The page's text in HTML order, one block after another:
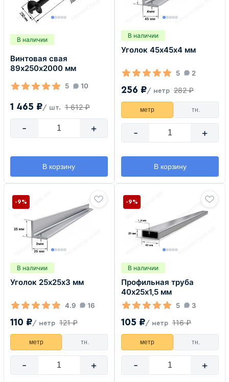
В наличии
Винтовая свая
89х250х2000 мм
5 10
1 465 ₽/ шт. 1 612 ₽
- +
В корзину
В наличии
Уголок 45х45х4 мм
5 2
256 ₽/ метр 282 ₽
метр тн.
- +
В корзину
В наличии
Уголок 25х25х3 мм
4.9 16
110 ₽/ метр 121 ₽
-9%
метр тн.
- +
В наличии
Профильная труба
40х25х1,5 мм
5 3
105 ₽/ метр 116 ₽
-9%
метр тн.
- +